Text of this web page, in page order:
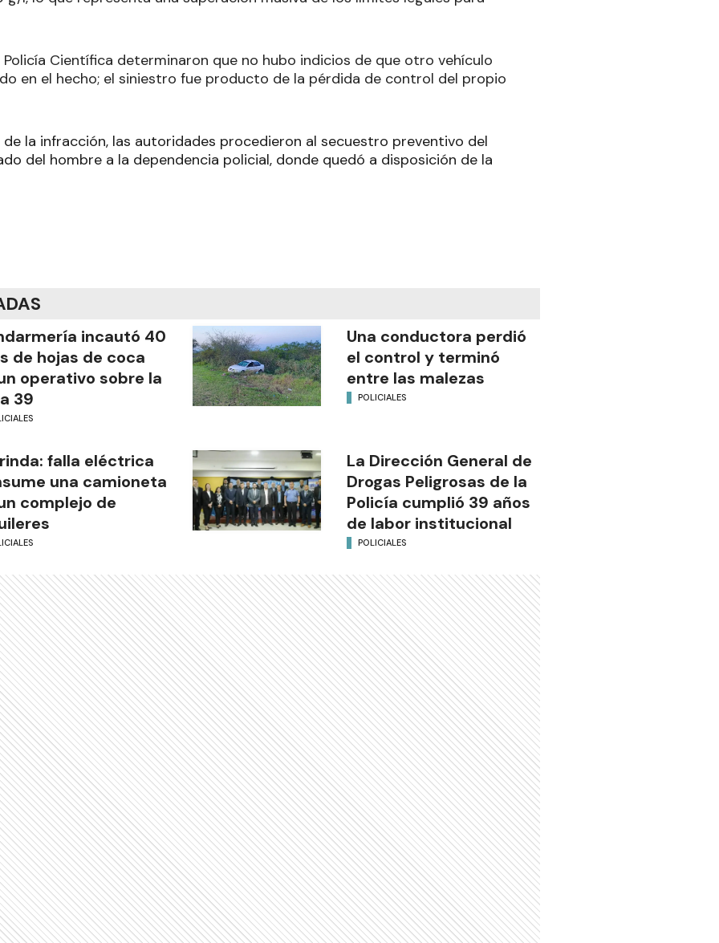
Policía Científica determinaron que no hubo indicios de que otro vehículo
en el hecho; el siniestro fue producto de la pérdida de control del propio
la infracción, las autoridades procedieron al secuestro preventivo del
del hombre a la dependencia policial, donde quedó a disposición de la
incautó 40
de hojas de coca
operativo sobre la
39
Una conductora perdió
el control y terminó
entre las malezas
POLICIALES
falla eléctrica
una camioneta
complejo de
La Dirección General de
Drogas Peligrosas de la
Policía cumplió 39 años
de labor institucional
POLICIALES